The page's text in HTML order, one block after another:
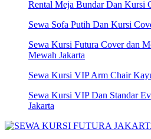
Rental Meja Bundar Dan Kursi
Sewa Sofa Putih Dan Kursi
Sewa Kursi Futura Cover dan
Mewah Jakarta
Sewa Kursi VIP Arm Chair
Sewa Kursi VIP Dan Standar
Jakarta